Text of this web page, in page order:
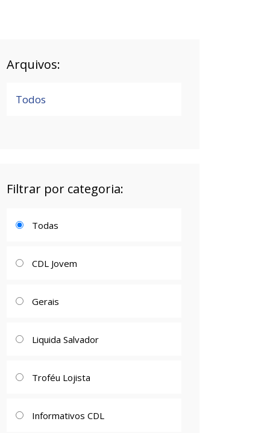
Arquivos:
Todos
Filtrar por categoria:
Todas
CDL Jovem
Gerais
Liquida Salvador
Troféu Lojista
Informativos CDL